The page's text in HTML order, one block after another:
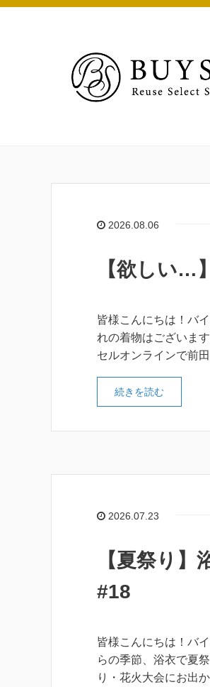
2026.08.06
【欲しい…
皆様こんにちは！バ
れの着物はございま
セルオンラインで前
続きを読む
2026.07.23
【夏祭り
#18
皆様こんにちは！バ
らの季節、浴衣で夏
り・花火大会にお出